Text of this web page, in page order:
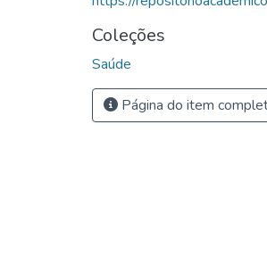
Coleções
Saúde
Página do item